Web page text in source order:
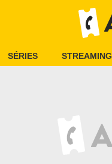
SÉRIES STREAMING